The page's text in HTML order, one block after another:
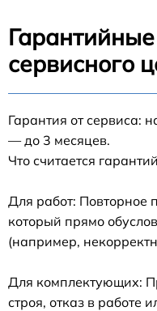
сервисного
Гарантия от сервиса:
— до 3 месяцев.
Что считается
Для работ: Повторное
который прямо
(например,
Для комплектующих:
строя, отказ в работе